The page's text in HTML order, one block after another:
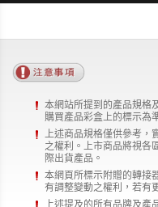
本網站所提到的產品規格
購買產品彩盒上的標示為
上述商品規格僅供參考
之權利。上市商品將視各
際出貨產品。
本網頁所標示附贈的轉接
有調整變動之權利，若有
上述提及的所有品牌及產